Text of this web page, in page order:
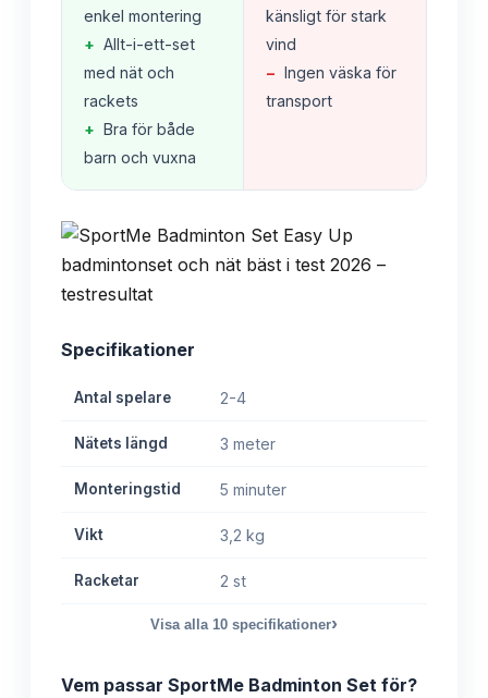
enkel montering
+ Allt-i-ett-set
med nät och
rackets
+ Bra för både
barn och vuxna
känsligt för stark
vind
− Ingen väska för
transport
Specifikationer
Antal spelare 2-4
Nätets längd 3 meter
Monteringstid 5 minuter
Vikt 3,2 kg
Racketar 2 st
Visa alla 10 specifikationer›
Vem passar SportMe Badminton Set för?